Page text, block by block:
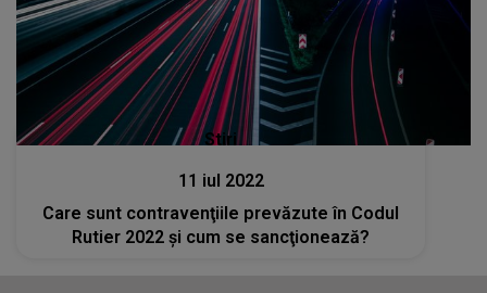
Stiri
11 iul 2022
Care sunt contravenţiile prevăzute în Codul
Rutier 2022 şi cum se sancţionează?